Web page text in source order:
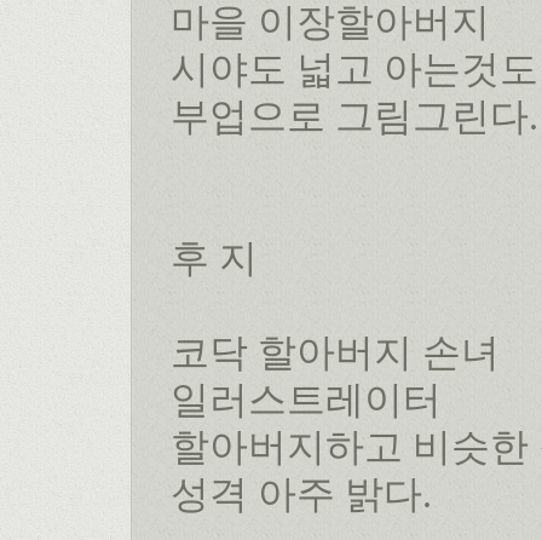
마을 이장할아버지
시야도 넓고 아는것
부업으로 그림그린다.
후 지
코닥 할아버지 손녀
일러스트레이터
할아버지하고 비슷
성격 아주 밝다.